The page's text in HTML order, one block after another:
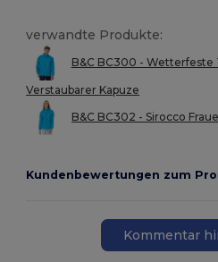
verwandte Produkte:
B&C BC300 - Wetterfeste
Verstaubarer Kapuze
B&C BC302 - Sirocco
Kundenbewertungen zum
Kommentar